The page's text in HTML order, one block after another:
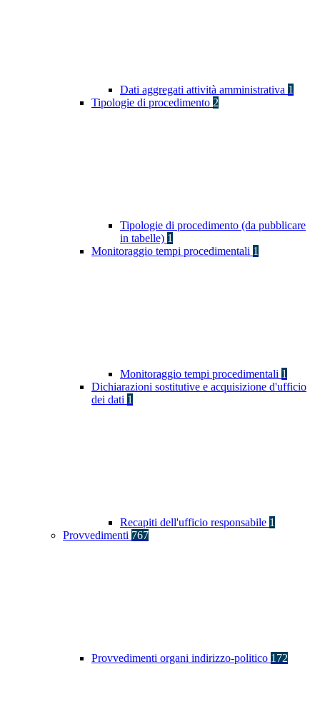
Dati aggregati attività amministrativa 1
Tipologie di procedimento 2
Tipologie di procedimento (da pubblicare
in tabelle) 1
Monitoraggio tempi procedimentali 1
Monitoraggio tempi procedimentali 1
Dichiarazioni sostitutive e acquisizione d'ufficio
dei dati 1
Recapiti dell'ufficio responsabile 1
Provvedimenti 767
Provvedimenti organi indirizzo-politico 172